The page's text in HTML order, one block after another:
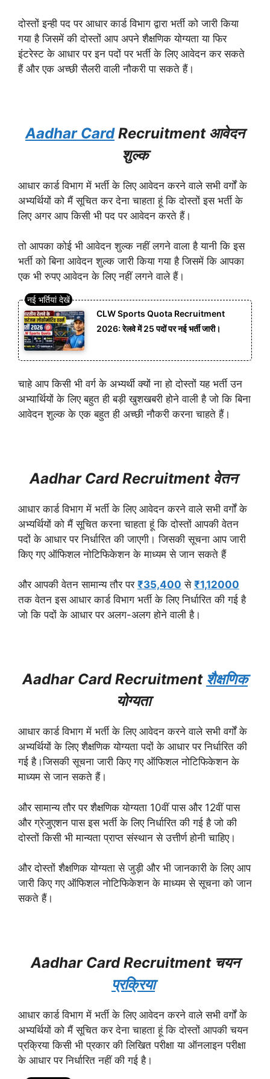
दोस्तों इन्ही पद पर आधार कार्ड विभाग द्वारा भर्ती को जारी किया
गया है जिसमें की दोस्तों आप अपने शैक्षणिक योग्यता या फिर
इंटरेस्ट के आधार पर इन पदों पर भर्ती के लिए आवेदन कर सकते
हैं और एक अच्छी सैलरी वाली नौकरी पा सकते हैं।
Aadhar CardRecruitment आवेदन
शुल्क
आधार कार्ड विभाग में भर्ती के लिए आवेदन करने वाले सभी वर्गों के
अभ्यर्थियों को मैं सूचित कर देना चाहता हूं कि दोस्तों इस भर्ती के
लिए अगर आप किसी भी पद पर आवेदन करते हैं।
तो आपका कोई भी आवेदन शुल्क नहीं लगने वाला है यानी कि इस
भर्ती को बिना आवेदन शुल्क जारी किया गया है जिसमें कि आपका
एक भी रुपए आवेदन के लिए नहीं लगने वाले हैं।
CLW Sports Quota Recruitment
2026: रेलवे में 25 पदों पर नई भर्ती जारी।
चाहे आप किसी भी वर्ग के अभ्यर्थी क्यों ना हो दोस्तों यह भर्ती उन
अभ्यार्थियों के लिए बहुत ही बड़ी खुशखबरी होने वाली है जो कि बिना
आवेदन शुल्क के एक बहुत ही अच्छी नौकरी करना चाहते हैं।
Aadhar Card Recruitment वेतन
आधार कार्ड विभाग में भर्ती के लिए आवेदन करने वाले सभी वर्गों के
अभ्यर्थियों को मैं सूचित करना चाहता हूं कि दोस्तों आपकी वेतन
पदों के आधार पर निर्धारित की जाएगी।जिसकी सूचना आप जारी
किए गए ऑफिशल नोटिफिकेशन के माध्यम से जान सकते हैं
और आपकी वेतन सामान्य तौर पर ₹35,400 से ₹1,12000
तक वेतन इस आधार कार्ड विभाग भर्ती के लिए निर्धारित की गई है
जो कि पदों के आधार पर अलग-अलग होने वाली है।
Aadhar Card Recruitment शैक्षणिक
योग्यता
आधार कार्ड विभाग में भर्ती के लिए आवेदन करने वाले सभी वर्गों के
अभ्यर्थियों के लिए शैक्षणिक योग्यता पदों के आधार पर निर्धारित की
गई है।जिसकी सूचना जारी किए गए ऑफिशल नोटिफिकेशन के
माध्यम से जान सकते हैं।
और सामान्य तौर पर शैक्षणिक योग्यता 10वीं पास और 12वीं पास
और ग्रेजुएशन पास इस भर्ती के लिए निर्धारित की गई है जो की
दोस्तों किसी भी मान्यता प्राप्त संस्थान से उत्तीर्ण होनी चाहिए।
और दोस्तों शैक्षणिक योग्यता से जुड़ी और भी जानकारी के लिए आप
जारी किए गए ऑफिशल नोटिफिकेशन के माध्यम से सूचना को जान
सकते हैं।
Aadhar Card Recruitment चयन
प्रक्रिया
आधार कार्ड विभाग में भर्ती के लिए आवेदन करने वाले सभी वर्गों के
अभ्यर्थियों को मैं सूचित कर देना चाहता हूं कि दोस्तों आपकी चयन
प्रक्रिया किसी भी प्रकार की लिखित परीक्षा या ऑनलाइन परीक्षा
के आधार पर निर्धारित नहीं की गई है।